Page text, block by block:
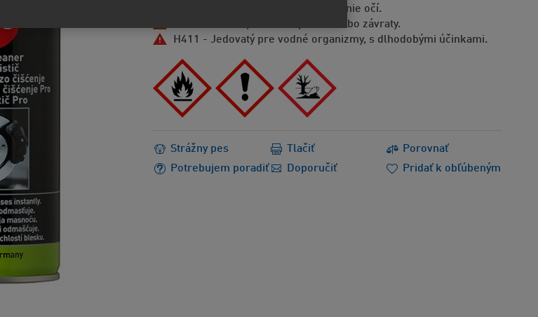
H319 - Spôsobuje vážne podráždenie očí.
H336 - Môže spôsobiť ospalosť alebo závraty.
H411 - Jedovatý pre vodné organizmy, s dlhodobými účinkami.
Strážny pes
Porovnať
Potrebujem poradiť
Doporučiť
Tlačiť
Pridať k obľúbeným